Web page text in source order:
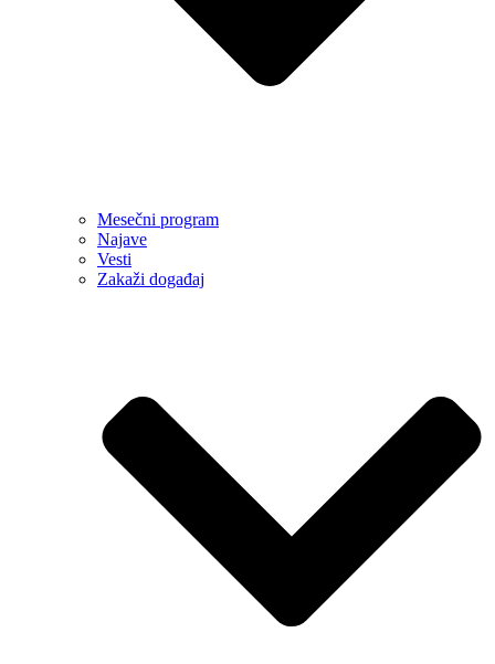
Mesečni program
Najave
Vesti
Zakaži događaj